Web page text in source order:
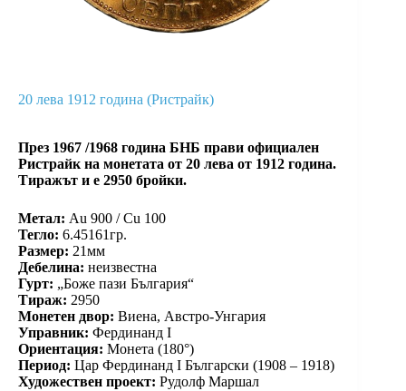
20 левa 1912 година (Ристрайк)
През 1967 /1968 година БНБ прави официален
Ристрайк на монетата от 20 лева от 1912 година.
Тиражът и е 2950 бройки.
Метал: Au 900 / Cu 100
Тегло: 6.45161гр.
Размер: 21мм
Дебелина: неизвестна
Гурт: „Боже пази България“
Тираж: 2950
Монетен двор: Виена, Австро-Унгария
Управник: Фердинанд I
Ориентация: Монета (180°)
Период: Цар Фердинанд I Български (1908 – 1918)
Художествен проект: Рудолф Маршал